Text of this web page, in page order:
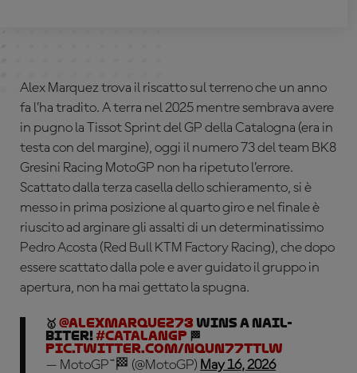
Alex Marquez trova il riscatto sul terreno che un anno
fa l’ha tradito. A terra nel 2025 mentre sembrava avere
in pugno la Tissot Sprint del GP della Catalogna (era in
testa con del margine), oggi il numero 73 del team BK8
Gresini Racing MotoGP non ha ripetuto l’errore.
Scattato dalla terza casella dello schieramento, si è
messo in prima posizione al quarto giro e nel finale è
riuscito ad arginare gli assalti di un determinatissimo
Pedro Acosta (Red Bull KTM Factory Racing), che dopo
essere scattato dalla pole e aver guidato il gruppo in
apertura, non ha mai gettato la spugna.
🥇 @alexmarquez73 WINS A NAIL-
BITER!#CatalanGP 🏁
pic.twitter.com/NQun77tTLW
— MotoGP™🏁 (@MotoGP) May 16, 2026